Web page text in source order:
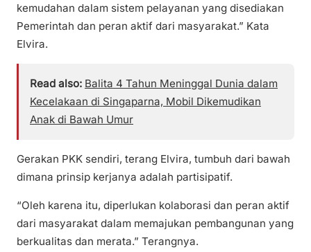
kemudahan dalam sistem pelayanan yang disediakan
Pemerintah dan peran aktif dari masyarakat.” Kata
Elvira.
Read also: Balita 4 Tahun Meninggal Dunia dalam
Kecelakaan di Singaparna, Mobil Dikemudikan
Anak di Bawah Umur
Gerakan PKK sendiri, terang Elvira, tumbuh dari bawah
dimana prinsip kerjanya adalah partisipatif.
“Oleh karena itu, diperlukan kolaborasi dan peran aktif
dari masyarakat dalam memajukan pembangunan yang
berkualitas dan merata.” Terangnya.